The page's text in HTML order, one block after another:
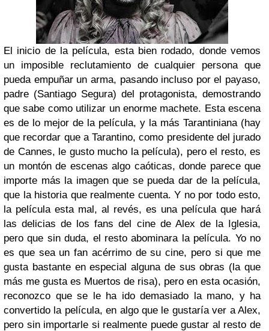
El inicio de la película, esta bien rodado, donde vemos
un imposible reclutamiento de cualquier persona que
pueda empuñar un arma, pasando incluso por el payaso,
padre (Santiago Segura) del protagonista, demostrando
que sabe como utilizar un enorme machete. Esta escena
es de lo mejor de la película, y la más Tarantiniana (hay
que recordar que a Tarantino, como presidente del jurado
de Cannes, le gusto mucho la película), pero el resto, es
un montón de escenas algo caóticas, donde parece que
importe más la imagen que se pueda dar de la película,
que la historia que realmente cuenta. Y no por todo esto,
la película esta mal, al revés, es una película que hará
las delicias de los fans del cine de Alex de la Iglesia,
pero que sin duda, el resto abominara la película. Yo no
es que sea un fan acérrimo de su cine, pero si que me
gusta bastante en especial alguna de sus obras (la que
más me gusta es Muertos de risa), pero en esta ocasión,
reconozco que se le ha ido demasiado la mano, y ha
convertido la película, en algo que le gustaría ver a Alex,
pero sin importarle si realmente puede gustar al resto de